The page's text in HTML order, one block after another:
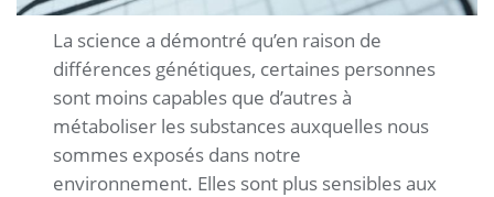
La science a démontré qu’en raison de
différences génétiques, certaines personnes
sont moins capables que d’autres à
métaboliser les substances auxquelles nous
sommes exposés dans notre
environnement. Elles sont plus sensibles aux